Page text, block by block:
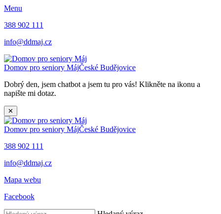
Menu
388 902 111
info@ddmaj.cz
Domov pro seniory MájČeské Budějovice
Dobrý den, jsem chatbot a jsem tu pro vás! Klikněte na ikonu a
napište mi dotaz.
✕
Domov pro seniory MájČeské Budějovice
388 902 111
info@ddmaj.cz
Mapa webu
Facebook